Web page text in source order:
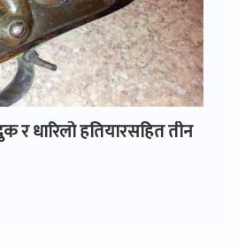
र धारिलो हतियारसहित तीन